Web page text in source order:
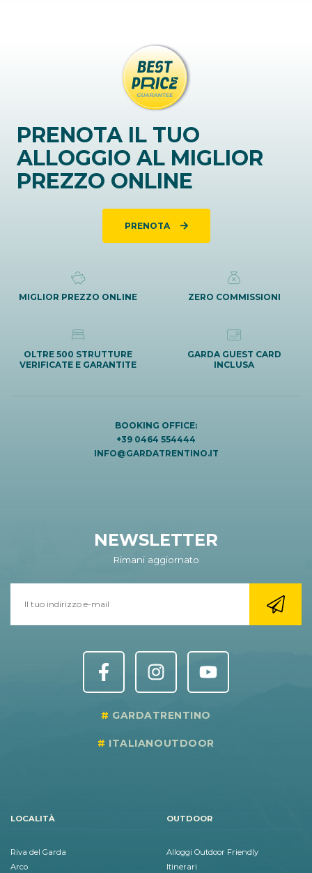
PRENOTA IL TUO
ALLOGGIO AL MIGLIOR
PREZZO ONLINE
PRENOTA
MIGLIOR PREZZO ONLINE ZERO COMMISSIONI
OLTRE 500 STRUTTURE
VERIFICATE E GARANTITE
GARDA GUEST CARD
INCLUSA
BOOKING OFFICE:
+39 0464 554444
INFO@GARDATRENTINO.IT
NEWSLETTER
Rimani aggiornato
GARDATRENTINO
ITALIANOUTDOOR
LOCALITÀ
Riva del Garda
Arco
OUTDOOR
Alloggi Outdoor Friendly
Itinerari